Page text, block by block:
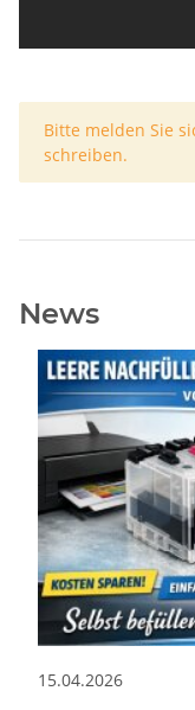
x
Bitte melden Sie
schreiben.
News
15.04.2026